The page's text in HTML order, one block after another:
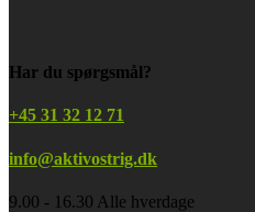
Har du spørgsmål?
+45 31 32 12 71
info@aktivostrig.dk
9.00 - 16.30 Alle hverdage